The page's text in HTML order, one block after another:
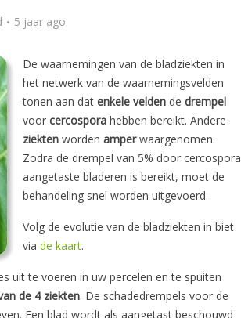
5 jaar ago
De waarnemingen van de bladziekten in
het netwerk van de waarnemingsvelden
tonen aan dat enkele velden de drempel
voor cercospora hebben bereikt. Andere
ziekten worden amperwaargenomen.
Zodra de drempel van 5% door cercospora
aangetaste bladeren is bereikt, moet de
behandeling snel worden uitgevoerd.
Volg de evolutie van de bladziekten in biet
via de kaart.
uit te voeren in uw percelen en te spuiten
de 4 ziekten. De schadedrempels voor de
Een blad wordt als aangetast beschouwd